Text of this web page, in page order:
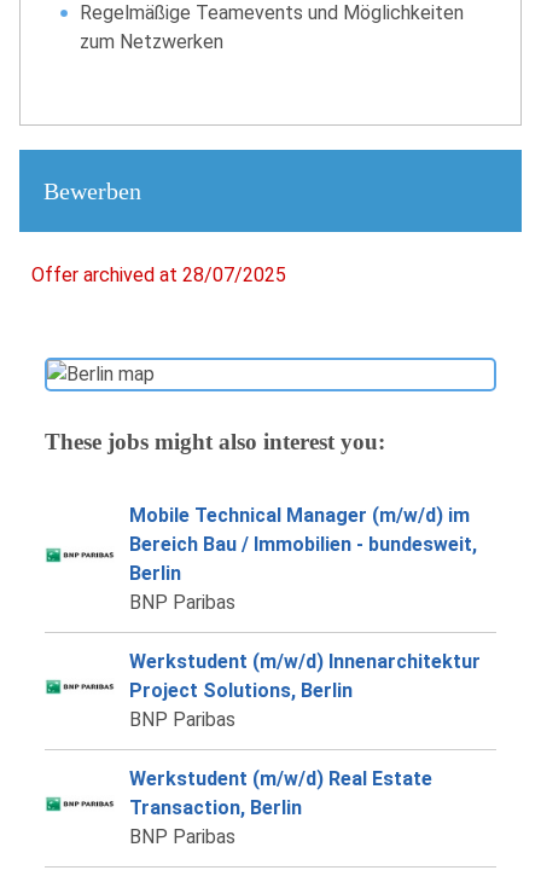
Regelmäßige Teamevents und Möglichkeiten
zum Netzwerken
Bewerben
Offer archived at 28/07/2025
These jobs might also interest you:
Mobile Technical Manager (m/w/d) im
Bereich Bau / Immobilien - bundesweit,
Berlin
BNP Paribas
Werkstudent (m/w/d) Innenarchitektur
Project Solutions, Berlin
BNP Paribas
Werkstudent (m/w/d) Real Estate
Transaction, Berlin
BNP Paribas